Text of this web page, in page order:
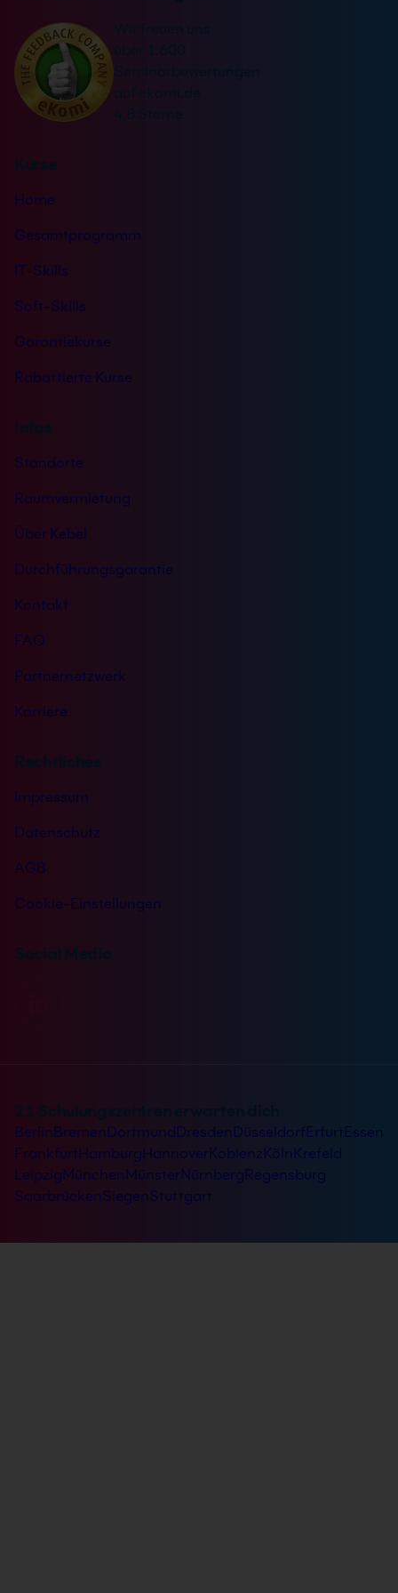
t
ä
n
i
*
i
e
Wir freuen uns
über 1.600
Seminarbewertungen
auf ekomi.de
4,8 Sterne
Kurse
Home
Gesamtprogramm
IT-Skills
Soft-Skills
Garantiekurse
Rabattierte Kurse
Infos
Standorte
Raumvermietung
Über Kebel
Durchführungsgarantie
Kontakt
FAQ
Partnernetzwerk
Karriere
Rechtliches
Impressum
Datenschutz
AGB
Cookie-Einstellungen
Social Media
21 Schulungszentren erwarten dich
Berlin Bremen Dortmund ErfurtEssen
FrankfurtHamburgHannover
Krefeld
LeipzigMünchen Münster
SaarbrückenSiegen Stuttgart